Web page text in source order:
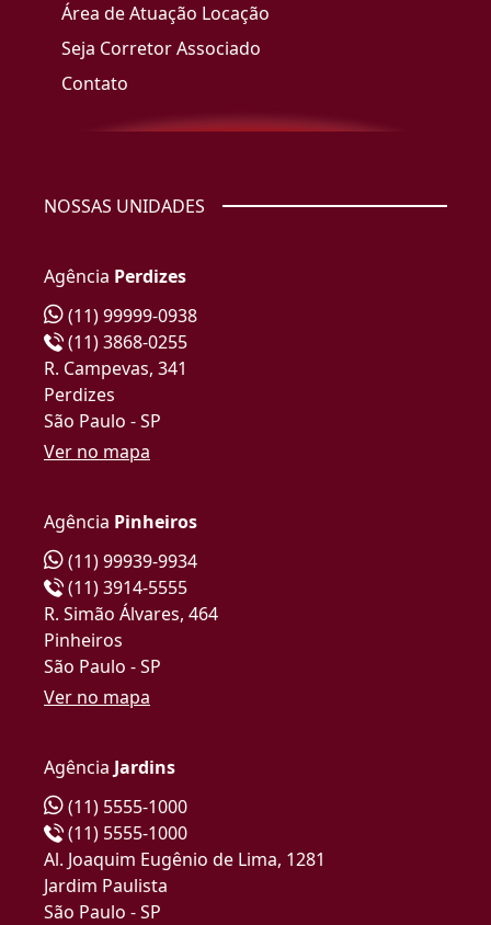
Área de Atuação Locação
Seja Corretor Associado
Contato
NOSSAS UNIDADES
Agência Perdizes
(11) 99999-0938
(11) 3868-0255
R. Campevas, 341
Perdizes
São Paulo - SP
Ver no mapa
Agência Pinheiros
(11) 99939-9934
(11) 3914-5555
R. Simão Álvares, 464
Pinheiros
São Paulo - SP
Ver no mapa
Agência Jardins
(11) 5555-1000
(11) 5555-1000
Al. Joaquim Eugênio de Lima, 1281
Jardim Paulista
São Paulo - SP